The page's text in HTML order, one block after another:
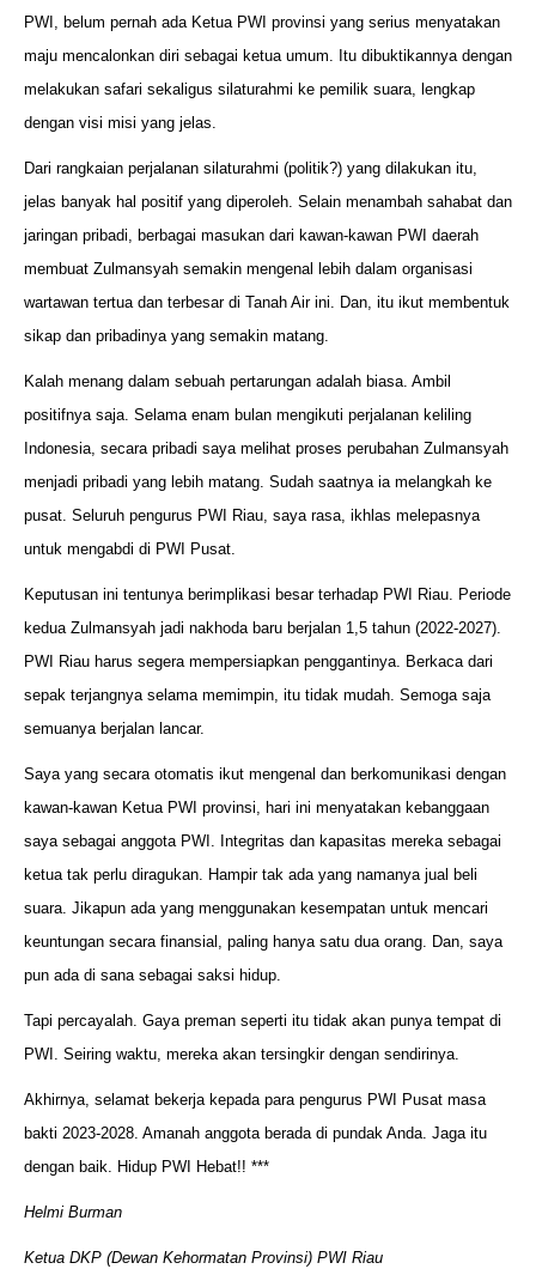
PWI, belum pernah ada Ketua PWI provinsi yang serius menyatakan
maju mencalonkan diri sebagai ketua umum. Itu dibuktikannya dengan
melakukan safari sekaligus silaturahmi ke pemilik suara, lengkap
dengan visi misi yang jelas.
Dari rangkaian perjalanan silaturahmi (politik?) yang dilakukan itu,
jelas banyak hal positif yang diperoleh. Selain menambah sahabat dan
jaringan pribadi, berbagai masukan dari kawan-kawan PWI daerah
membuat Zulmansyah semakin mengenal lebih dalam organisasi
wartawan tertua dan terbesar di Tanah Air ini. Dan, itu ikut membentuk
sikap dan pribadinya yang semakin matang.
Kalah menang dalam sebuah pertarungan adalah biasa. Ambil
positifnya saja. Selama enam bulan mengikuti perjalanan keliling
Indonesia, secara pribadi saya melihat proses perubahan Zulmansyah
menjadi pribadi yang lebih matang. Sudah saatnya ia melangkah ke
pusat. Seluruh pengurus PWI Riau, saya rasa, ikhlas melepasnya
untuk mengabdi di PWI Pusat.
Keputusan ini tentunya berimplikasi besar terhadap PWI Riau. Periode
kedua Zulmansyah jadi nakhoda baru berjalan 1,5 tahun (2022-2027).
PWI Riau harus segera mempersiapkan penggantinya. Berkaca dari
sepak terjangnya selama memimpin, itu tidak mudah. Semoga saja
semuanya berjalan lancar.
Saya yang secara otomatis ikut mengenal dan berkomunikasi dengan
kawan-kawan Ketua PWI provinsi, hari ini menyatakan kebanggaan
saya sebagai anggota PWI. Integritas dan kapasitas mereka sebagai
ketua tak perlu diragukan. Hampir tak ada yang namanya jual beli
suara. Jikapun ada yang menggunakan kesempatan untuk mencari
keuntungan secara finansial, paling hanya satu dua orang. Dan, saya
pun ada di sana sebagai saksi hidup.
Tapi percayalah. Gaya preman seperti itu tidak akan punya tempat di
PWI. Seiring waktu, mereka akan tersingkir dengan sendirinya.
Akhirnya, selamat bekerja kepada para pengurus PWI Pusat masa
bakti 2023-2028. Amanah anggota berada di pundak Anda. Jaga itu
dengan baik. Hidup PWI Hebat!! ***
Helmi Burman
Ketua DKP (Dewan Kehormatan Provinsi) PWI Riau